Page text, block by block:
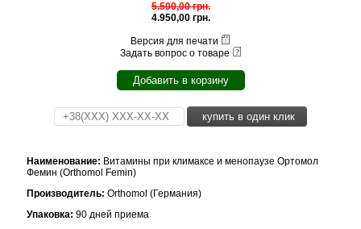
5.500,00 грн.
4.950,00 грн.
Версия для печати
Задать вопрос о товаре
Добавить в корзину
купить в один клик
Наименование: Витамины при климаксе и менопаузе Ортомол
Фемин (Orthomol Femin)
Производитель: Orthomol (Германия)
Упаковка: 90 дней приема